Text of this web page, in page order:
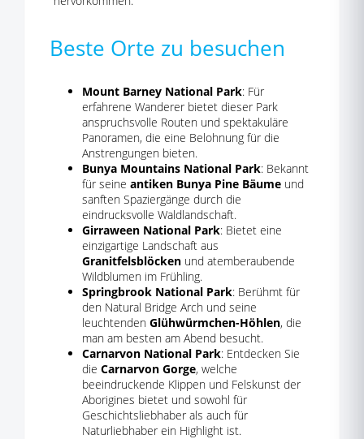
Beste Orte zu besuchen
Mount Barney National Park: Für
erfahrene Wanderer bietet dieser Park
anspruchsvolle Routen und spektakuläre
Panoramen, die eine Belohnung für die
Anstrengungen bieten.
Bunya Mountains National Park: Bekannt
für seine antiken Bunya Pine Bäume und
sanften Spaziergänge durch die
eindrucksvolle Waldlandschaft.
Girraween National Park: Bietet eine
einzigartige Landschaft aus
Granitfelsblöcken und atemberaubende
Wildblumen im Frühling.
Springbrook National Park: Berühmt für
den Natural Bridge Arch und seine
leuchtenden Glühwürmchen-Höhlen, die
man am besten am Abend besucht.
Carnarvon National Park: Entdecken Sie
die Carnarvon Gorge, welche
beeindruckende Klippen und Felskunst der
Aborigines bietet und sowohl für
Geschichtsliebhaber als auch für
Naturliebhaber ein Highlight ist.